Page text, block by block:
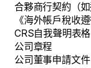
合夥商行契約（如
《海外帳戶稅收
CRS自我聲明表
公司章程
公司董事申請文件